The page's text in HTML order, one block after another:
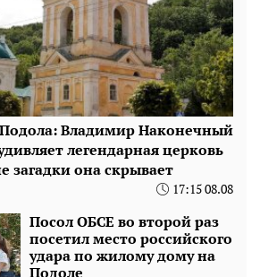
Владимир Наконечный
легендарная церковь
загадки она скрывает
17:15 08.08
Посол ОБСЕ во второй раз
посетил место российского
удара по жилому дому на
Подоле